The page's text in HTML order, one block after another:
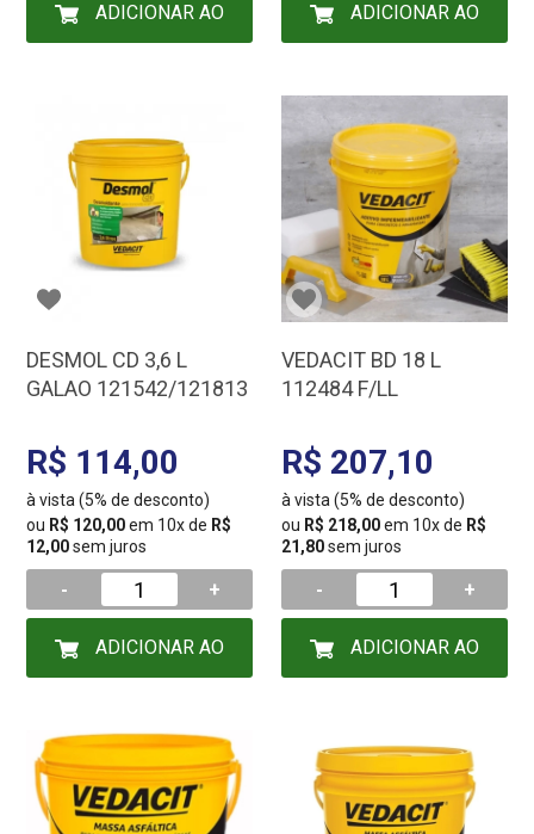
DESMOL CD 3,6 L
GALAO 121542/121813
R$ 114,00
à vista (5% de desconto)
ou R$ 120,00em 10x de R$
12,00sem juros
- +
VEDACIT BD 18 L
112484 F/LL
R$ 207,10
à vista (5% de desconto)
ou R$ 218,00em 10x de R$
21,80sem juros
- +